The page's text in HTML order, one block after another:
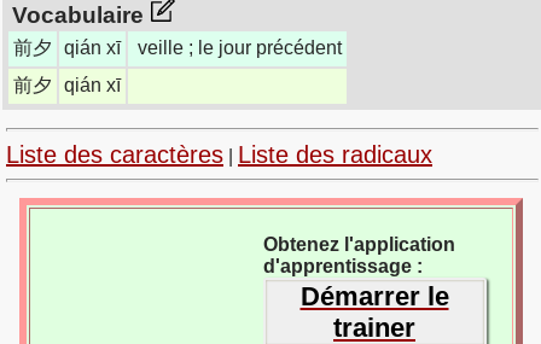
Vocabulaire
前夕 qián xī
veille ; le jour précédent
前夕
qián xī
Liste des caractères Liste des radicaux
Obtenez l'application
d'apprentissage :
Démarrer le
trainer